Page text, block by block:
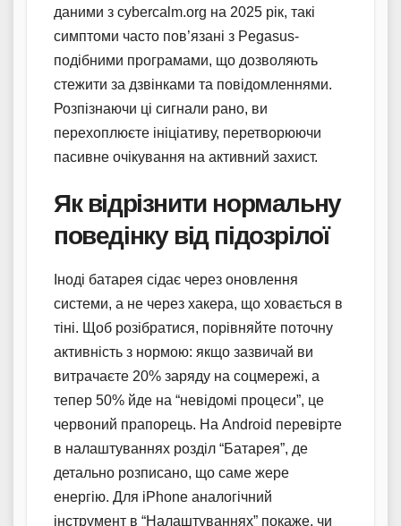
даними з cybercalm.org на 2025 рік, такі
симптоми часто пов’язані з Pegasus-
подібними програмами, що дозволяють
стежити за дзвінками та повідомленнями.
Розпізнаючи ці сигнали рано, ви
перехоплюєте ініціативу, перетворюючи
пасивне очікування на активний захист.
Як відрізнити нормальну
поведінку від підозрілої
Іноді батарея сідає через оновлення
системи, а не через хакера, що ховається в
тіні. Щоб розібратися, порівняйте поточну
активність з нормою: якщо зазвичай ви
витрачаєте 20% заряду на соцмережі, а
тепер 50% йде на “невідомі процеси”, це
червоний прапорець. На Android перевірте
в налаштуваннях розділ “Батарея”, де
детально розписано, що саме жере
енергію. Для iPhone аналогічний
інструмент в “Налаштуваннях” покаже, чи